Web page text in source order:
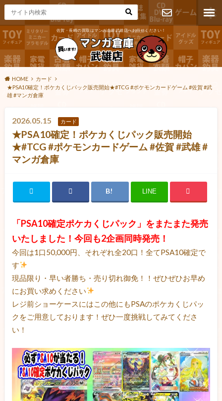
佐賀・長崎の買取はマンガ倉庫武雄店へお任せください！
お問い合わ
せ
HOME
カード
★PSA10確定！ポケカくじパック販売開始★#TCG #ポケモンカードゲーム #佐賀 #武
雄 #マンガ倉庫
2026.05.15 カード
★PSA10確定！ポケカくじパック販売開始
★#TCG #ポケモンカードゲーム #佐賀 #武雄 #
マンガ倉庫
LINE
「PSA10確定ポケカくじパック」をまたまた発売
いたしました！今回も2企画同時発売！
今回は1口50,000円、それぞれ全20口！全てPSA10確定で
す
現品限り・早い者勝ち・売り切れ御免！！ぜひぜひお早め
にお買い求めください
レジ前ショーケースにはこの他にもPSAのポケカくじパッ
クをご用意しております！ぜひ一度挑戦してみてくださ
い！